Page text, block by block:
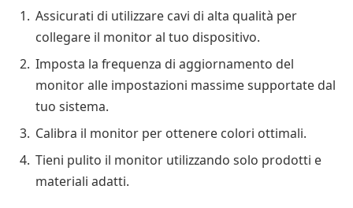
Assicurati di utilizzare cavi di alta qualità per
collegare il monitor al tuo dispositivo.
Imposta la frequenza di aggiornamento del
monitor alle impostazioni massime supportate dal
tuo sistema.
Calibra il monitor per ottenere colori ottimali.
Tieni pulito il monitor utilizzando solo prodotti e
materiali adatti.